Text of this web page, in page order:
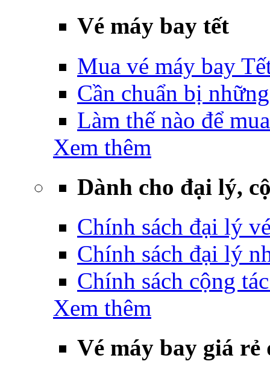
Vé máy bay tết
Mua vé máy bay
Cần chuẩn bị
Làm thế nào để
Xem thêm
Dành cho đại lý,
Chính sách đại lý
Chính sách đại lý
Chính sách cộng
Xem thêm
Vé máy bay giá rẻ